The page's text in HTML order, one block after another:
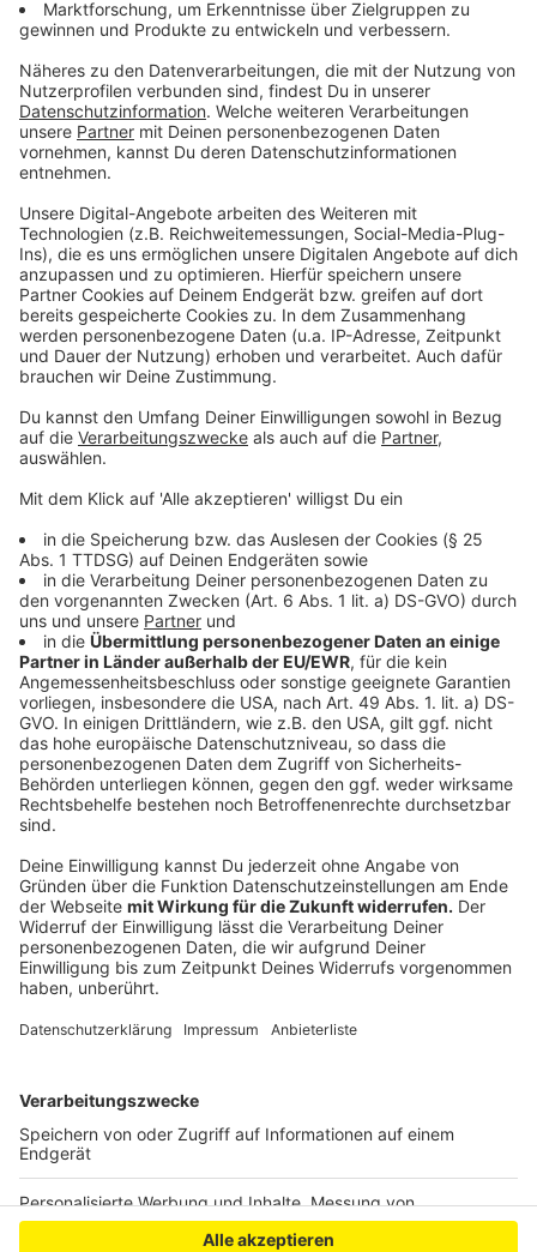
Anzeige
Anzeige
Nichts ist schlimmer, wenn man in den Pool hüpfen will
grüner Algenteppich. Mindestens einmal in der Woche
sollte der pH-Wert geprüft. Außerdem sollte man
auch mit Pflegemitteln wir Chlor oder Sauerstoff
arbeiten. Zusätzlich sollten Pflanzenreste, etwa mit
einem Kescher entfernt werden.
Anzeige
Das Wasser ist trüb – Und jetzt?
Anzeige
Das Wasser sollte man nur ablassen, wenn gar nichts
anderes mehr geht. Eine milchige Trübung bekommt
man ganz gut weg, indem man viel filtert, den Filter
regelmäßig reinigt und ein Flockungsmittel dazu gibt.
Dann werden aus den kleinen Dreck-Partikeln große
und die bleiben dann in der Filteranlage hängen. Hilft
das auch nicht, dann könnte eine Stoßchlorung die
Rettung sein: Einmal viel mehr Chlor ins Wasser geben
als sonst, und so werden dann auch die Mikro-
auch spezielle Pflegemittel.
Anzeige
Anzeige